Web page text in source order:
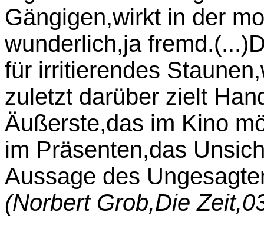
Gängigen,wirkt in der
wunderlich,ja
für irritierendes
zuletzt darüber zielt
Äußerste,das im Kino
im Präsenten,das
Aussage des
(Norbert Grob,Die